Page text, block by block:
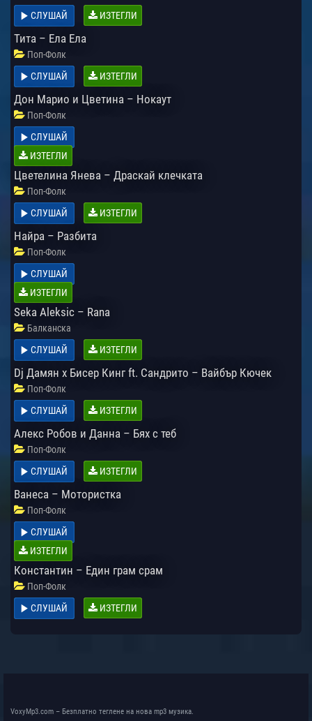
СЛУШАЙ
ИЗТЕГЛИ
Тита – Ела Ела
Поп-Фолк
СЛУШАЙ
ИЗТЕГЛИ
Дон Марио и Цветина – Нокаут
Поп-Фолк
СЛУШАЙ
ИЗТЕГЛИ
Цветелина Янева – Драскай клечката
Поп-Фолк
СЛУШАЙ
ИЗТЕГЛИ
Найра – Разбита
Поп-Фолк
СЛУШАЙ
ИЗТЕГЛИ
Seka Aleksic – Rana
Балканска
СЛУШАЙ
ИЗТЕГЛИ
Dj Дамян x Бисер Кинг ft. Сандрито – Вайбър Кючек
Поп-Фолк
СЛУШАЙ
ИЗТЕГЛИ
Алекс Робов и Данна – Бях с теб
Поп-Фолк
СЛУШАЙ
ИЗТЕГЛИ
Ванеса – Мотористка
Поп-Фолк
СЛУШАЙ
ИЗТЕГЛИ
Константин – Един грам срам
Поп-Фолк
СЛУШАЙ
ИЗТЕГЛИ
VoxyMp3.com – Безплатно теглене на нова mp3 музика.